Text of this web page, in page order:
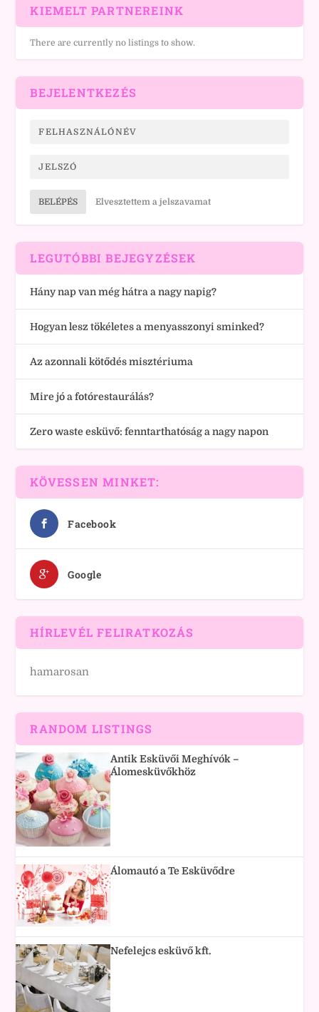
KIEMELT PARTNEREINK
There are currently no listings to show.
BEJELENTKEZÉS
BELÉPÉS Elvesztettem a jelszavamat
LEGUTÓBBI BEJEGYZÉSEK
Hány nap van még hátra a nagy napig?
Hogyan lesz tökéletes a menyasszonyi sminked?
Az azonnali kötődés misztériuma
Mire jó a fotórestaurálás?
Zero waste esküvő: fenntarthatóság a nagy napon
KÖVESSEN MINKET:
Facebook
Google
HÍRLEVÉL FELIRATKOZÁS
hamarosan
RANDOM LISTINGS
Antik Esküvői Meghívók –
Álomesküvőkhöz
Álomautó a Te Esküvődre
Nefelejcs esküvő kft.